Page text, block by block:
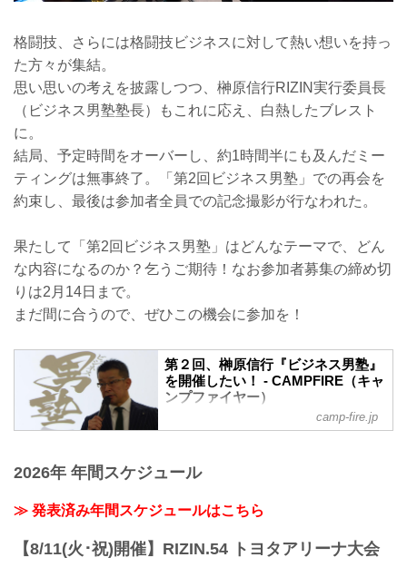
格闘技、さらには格闘技ビジネスに対して熱い想いを持っ
た方々が集結。
思い思いの考えを披露しつつ、榊原信行RIZIN実行委員長
（ビジネス男塾塾長）もこれに応え、白熱したブレスト
に。
結局、予定時間をオーバーし、約1時間半にも及んだミー
ティングは無事終了。「第2回ビジネス男塾」での再会を
約束し、最後は参加者全員での記念撮影が行なわれた。
果たして「第2回ビジネス男塾」はどんなテーマで、どん
な内容になるのか？乞うご期待！なお参加者募集の締め切
りは2月14日まで。
まだ間に合うので、ぜひこの機会に参加を！
第２回、榊原信行『ビジネス男塾』
を開催したい！ - CAMPFIRE（キャ
ンプファイヤー）
1997年10月11日、東京ドームで産声を挙
榊原信行が塾長となり立ち上げた『ビジ
が決定！ 榊原独自のスポーツエンター
び一挙大公開！
camp-fire.jp
2026年 年間スケジュール
≫ 発表済み年間スケジュールはこちら
【8/11(火･祝)開催】RIZIN.54 トヨタアリーナ大会